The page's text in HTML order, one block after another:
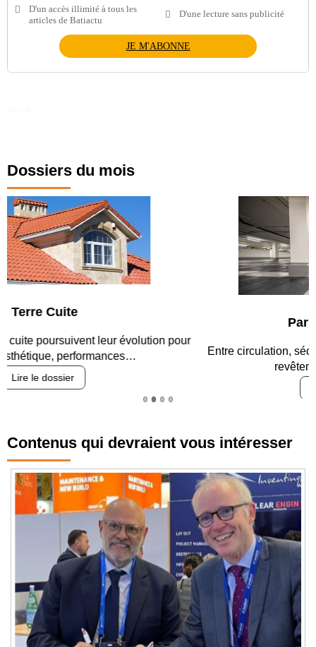
D'un accès illimité à tous les
articles de Batiactu
D'une lecture sans publicité
JE M'ABONNE
Dossiers du mois
Entre circulation, sécurisation des accès, durabilité des
Contenus qui devraient vous intéresser